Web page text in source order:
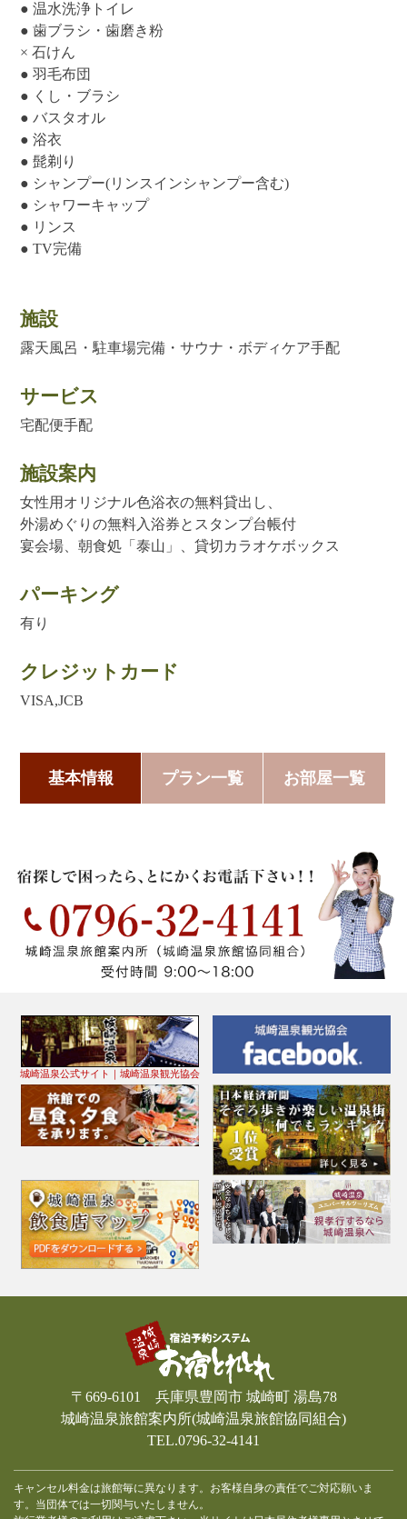
● 温水洗浄トイレ
● 歯ブラシ・歯磨き粉
× 石けん
● 羽毛布団
● くし・ブラシ
● バスタオル
● 浴衣
● 髭剃り
● シャンプー(リンスインシャンプー含む)
● シャワーキャップ
● リンス
● TV完備
施設
露天風呂・駐車場完備・サウナ・ボディケア手配
サービス
宅配便手配
施設案内
女性用オリジナル色浴衣の無料貸出し、
外湯めぐりの無料入浴券とスタンプ台帳付
宴会場、朝食処「泰山」、貸切カラオケボックス
パーキング
有り
クレジットカード
VISA,JCB
基本情報 プラン一覧 お部屋一覧
城崎温泉公式サイト｜城崎温泉観光協会
〒669-6101 兵庫県豊岡市 城崎町 湯島78
城崎温泉旅館案内所(城崎温泉旅館協同組合)
TEL.0796-32-4141
キャンセル料金は旅館毎に異なります。お客様自身の責任でご対応願いま
す。当団体では一切関与いたしません。